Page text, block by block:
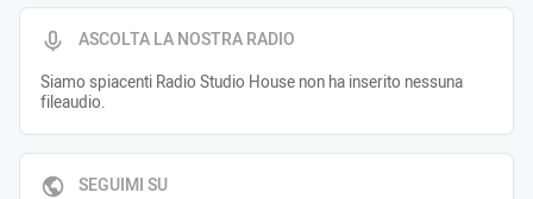
ASCOLTA LA NOSTRA RADIO
Siamo spiacenti Radio Studio House non ha inserito nessuna
fileaudio.
SEGUIMI SU